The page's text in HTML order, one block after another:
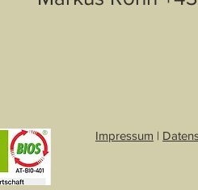
Impressum |